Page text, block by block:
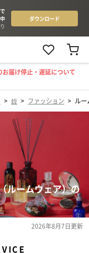
お届け停止・遅延について
> 姪 > ファッション > ルー
ルームウェア）の
2026年8月7日更新